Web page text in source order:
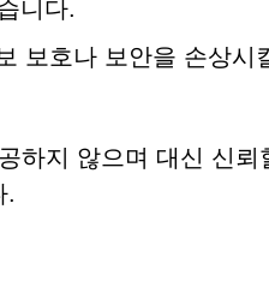
니다.
보호나 보안을 손상시
하지 않으며 대신 신뢰
.